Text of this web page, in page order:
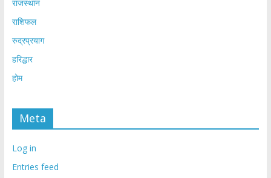
राजस्थान
राशिफल
रुद्रप्रयाग
हरिद्धार
होम
Meta
Log in
Entries feed